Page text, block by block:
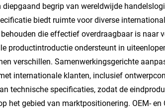
diepgaand begrip van wereldwijde
biedt ruimte voor diverse
die effectief overdraagbaar is naar
productintroductie ondersteunt in
verschillen. Samenwerkingsgerichte
internationale klanten, inclusief
technische specificaties, zodat de
het gebied van marktpositionering. OEM-